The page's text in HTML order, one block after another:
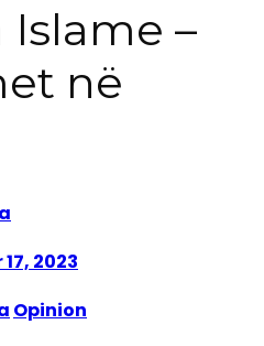
–
në
2023
Opinion